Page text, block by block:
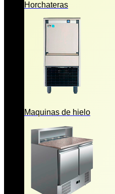
Horchateras
Maquinas de hielo